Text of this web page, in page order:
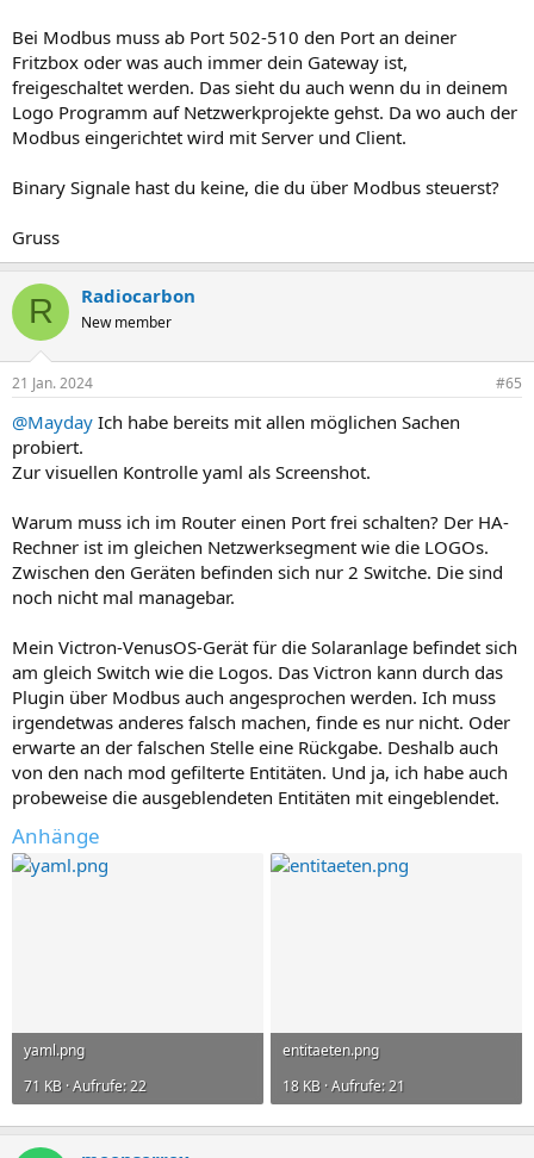
Bei Modbus muss ab Port 502-510 den Port an deiner
Fritzbox oder was auch immer dein Gateway ist,
freigeschaltet werden. Das sieht du auch wenn du in deinem
Logo Programm auf Netzwerkprojekte gehst. Da wo auch der
Modbus eingerichtet wird mit Server und Client.
Binary Signale hast du keine, die du über Modbus steuerst?
Gruss
R Radiocarbon
New member
21 Jan. 2024 #65
@Mayday Ich habe bereits mit allen möglichen Sachen
probiert.
Zur visuellen Kontrolle yaml als Screenshot.
Warum muss ich im Router einen Port frei schalten? Der HA-
Rechner ist im gleichen Netzwerksegment wie die LOGOs.
Zwischen den Geräten befinden sich nur 2 Switche. Die sind
noch nicht mal managebar.
Mein Victron-VenusOS-Gerät für die Solaranlage befindet sich
am gleich Switch wie die Logos. Das Victron kann durch das
Plugin über Modbus auch angesprochen werden. Ich muss
irgendetwas anderes falsch machen, finde es nur nicht. Oder
erwarte an der falschen Stelle eine Rückgabe. Deshalb auch
von den nach mod gefilterte Entitäten. Und ja, ich habe auch
probeweise die ausgeblendeten Entitäten mit eingeblendet.
Anhänge
yaml.png
71 KB · Aufrufe: 22
entitaeten.png
18 KB · Aufrufe: 21